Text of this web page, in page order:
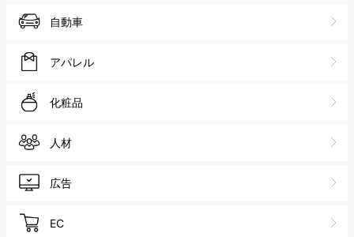
自動車
アパレル
化粧品
人材
広告
EC